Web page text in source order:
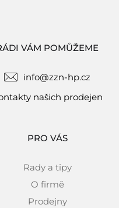
VÁM POMŮŽEME
info@zzn-hp.cz
našich prodejen
PRO VÁS
Rady a tipy
O firmě
Prodejny